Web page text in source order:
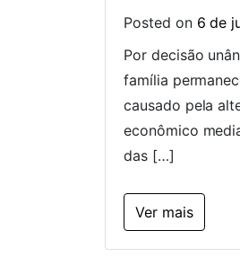
Posted on 6 de
Por decisão
família
causado pela
econômico
das […]
Ver mais